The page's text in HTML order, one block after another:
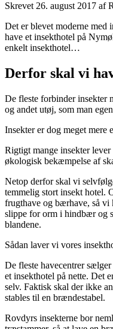
Skrevet 26. august 2017 af
Det er blevet moderne med
have et insekthotel på
enkelt insekthotel…
Derfor skal vi
De fleste forbinder insekter
og andet utøj, som man
Insekter er dog meget mere
Rigtigt mange insekter lever
økologisk bekæmpelse af
Netop derfor skal vi
temmelig stort insekt hotel.
frugthave og bærhave, så
slippe for orm i hindbær og
blandene.
Sådan laver vi vores
De fleste havecentrer
et insekthotel på nette. Det
selv. Faktisk skal der ikke
stables til en brændestabel.
Rovdyrs insekterne bor